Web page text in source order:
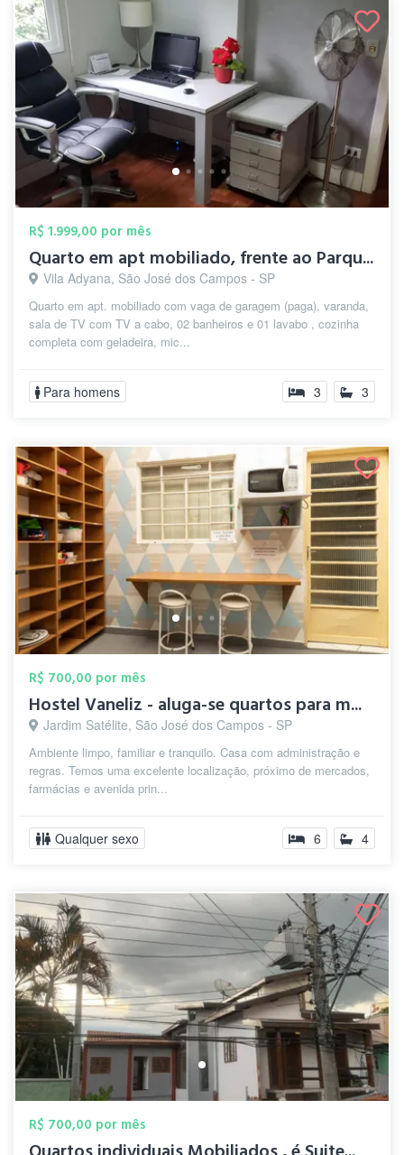
R$ 1.999,00 por mês
Quarto em apt mobiliado, frente ao Parqu...
Vila Adyana, São José dos Campos - SP
Quarto em apt. mobiliado com vaga de garagem (paga), varanda,
sala de TV com TV a cabo, 02 banheiros e 01 lavabo , cozinha
completa com geladeira, mic...
Para homens 3 3
R$ 700,00 por mês
Hostel Vaneliz - aluga-se quartos para m...
Jardim Satélite, São José dos Campos - SP
Ambiente limpo, familiar e tranquilo. Casa com administração e
regras. Temos uma excelente localização, próximo de mercados,
farmácias e avenida prin...
Qualquer sexo 6 4
R$ 700,00 por mês